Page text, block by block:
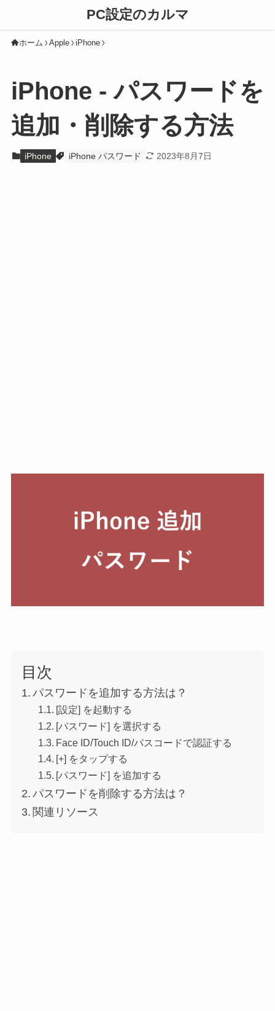
PC設定のカルマ
ホーム Apple iPhone
iPhone - パスワードを
追加・削除する方法
iPhone iPhone パスワード 2023年8月7日
目次
パスワードを追加する方法は？
[設定] を起動する
[パスワード] を選択する
Face ID/Touch ID/パスコードで認証する
[+] をタップする
[パスワード] を追加する
パスワードを削除する方法は？
関連リソース